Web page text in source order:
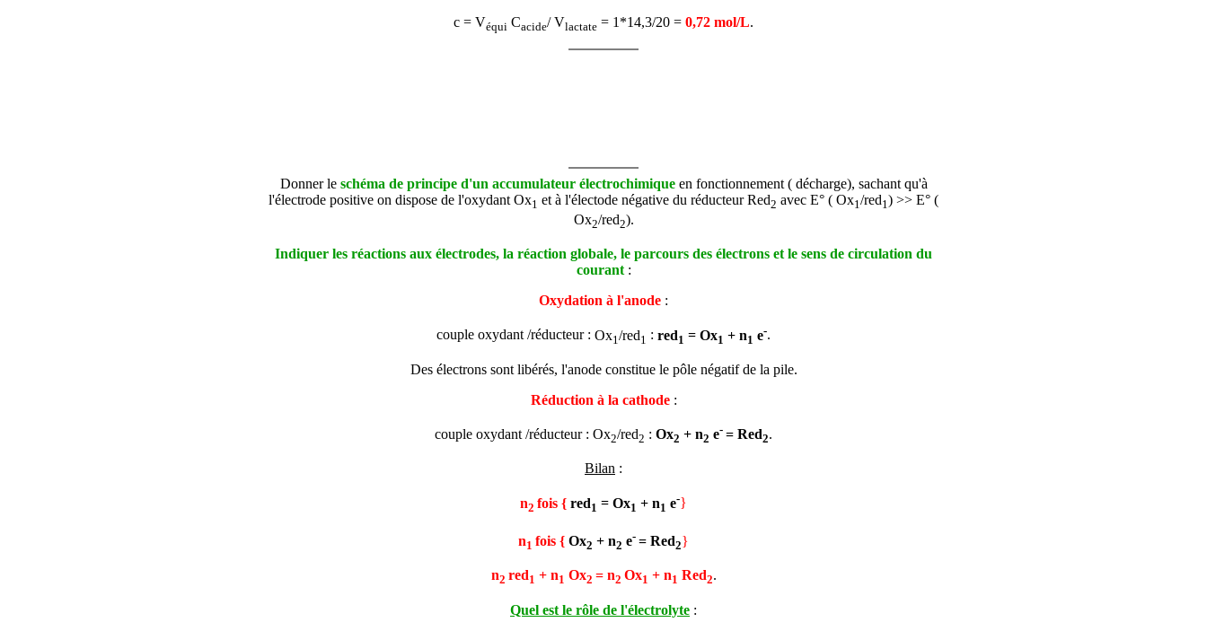
c = Véqui Cacide/ Vlactate = 1*14,3/20 = 0,72 mol/L.
Donner le schéma de principe d'un accumulateur électrochimiqueen fonctionnement ( décharge), sachant qu'à
l'électrode positive on dispose de l'oxydant Ox1 et à l'électode négative du réducteur Red2 avec E° ( Ox1/red1) >> E° (
Ox2/red2).
Indiquer les réactions aux électrodes, la réaction globale, le parcours des électrons et le sens de circulation du
courant:
Oxydation à l'anode :
couple oxydant /réducteur : Ox1 /red1 : red1 = Ox1 + n1 e-.
Des électrons sont libérés, l'anode constitue le pôle négatif de la pile.
Réduction à la cathode:
couple oxydant /réducteur : Ox2/red2 : Ox2 + n2 e- = Red2.
Bilan :
n2 fois { red1 = Ox1 + n1 e-}
n1 fois { Ox2 + n2 e- = Red2}
n2 red1 + n1 Ox2 = n2 Ox1 + n1 Red2.
Quel est le rôle de l'électrolyte :